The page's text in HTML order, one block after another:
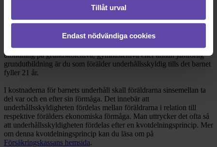
Tillåt urval
Endast nödvändiga cookies
Stort tack för att du vänder dig till oss med din fråga! Nedan
kommer en redogörelse för vad som gäller och hur du kan gå vidare
i din situation.
Grundläggande regler och beräkning av underhållsbidrag
Vad gäller underhållsbidrag stämmer det att om ditt barn läser en
utbildning på grundskolenivå, gymnasienivå eller annan jämförlig
grundutbildning är du som förälder underhållsskyldig tills det barnet
fyller 21 år.
I kostnaderna för barnets underhåll skall föräldrarna sinsemellan ta
del var och en efter sin förmåga. Det innebär att
underhållsskyldigheten fördelas mellan föräldrarna i relation till
respektive förälders ekonomiska förmåga. Man uttrycker det ofta så
att underhållsskyldigheten fördelas efter en kvotdelningsprincip. Mer
om denna kvotdelningsprincip kan du läsa om på
Försäkringskassans hemsida.